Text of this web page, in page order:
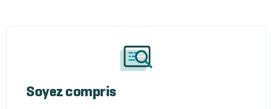
Soyez compris